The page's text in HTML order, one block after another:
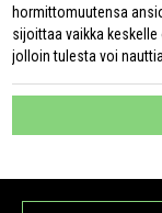
hormittomuutensa
sijoittaa vaikka
jolloin tulesta voi